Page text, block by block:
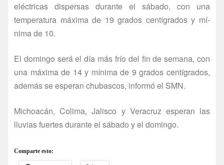
eléctricas dispersas durante el sábado, con una
temperatura máxima de 19 grados centí­grados y mí­
nima de 10.
El domingo será el dí­a más frí­o del fin de semana, con
una máxima de 14 y mí­nima de 9 grados centí­grados,
además se esperan chubascos, informó el SMN.
Michoacán, Colima, Jalisco y Veracruz esperan las
lluvias fuertes durante el sábado y el domingo.
Comparte esto: